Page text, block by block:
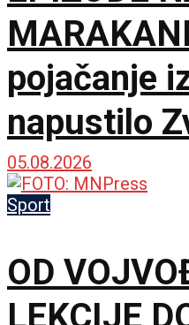
pojačanje
napustilo
potpisalo
05.08.2026
Sport
OD
LEKCIJE